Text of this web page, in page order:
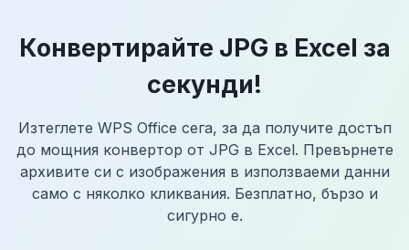
Конвертирайте JPG в Excel за
секунди!
Изтеглете WPS Office сега, за да получите достъп
до мощния конвертор от JPG в Excel. Превърнете
архивите си с изображения в използваеми данни
само с няколко кликвания. Безплатно, бързо и
сигурно е.